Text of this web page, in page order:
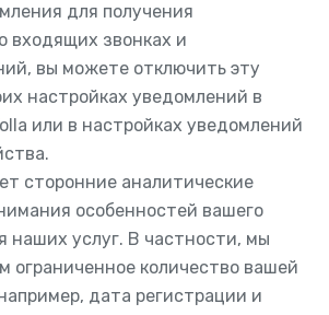
для получения
входящих звонках и
вы можете отключить эту
настройках уведомлений в
или в настройках уведомлений
сторонние аналитические
особенностей вашего
наших услуг. В частности, мы
ограниченное количество вашей
дата регистрации и